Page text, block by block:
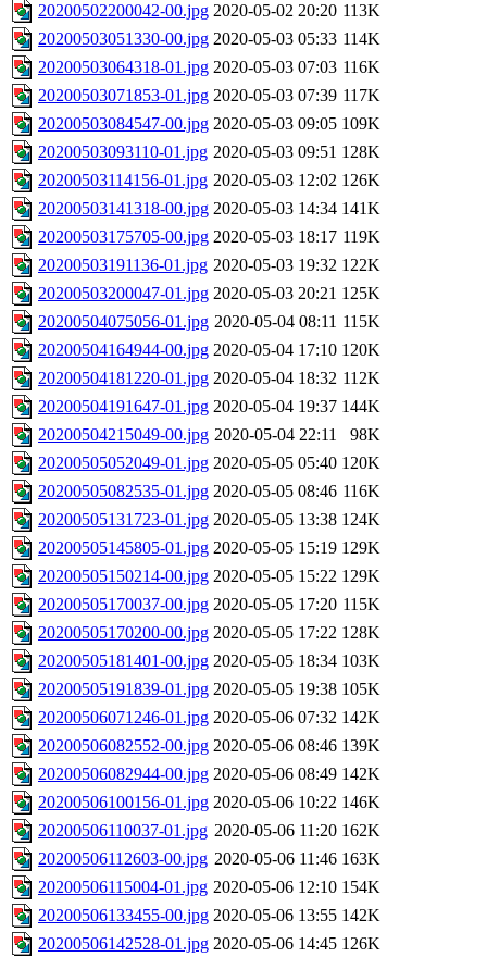
20200502200042-00.jpg 2020-05-02 20:20 113K
20200503051330-00.jpg 2020-05-03 05:33 114K
20200503064318-01.jpg 2020-05-03 07:03 116K
20200503071853-01.jpg 2020-05-03 07:39 117K
20200503084547-00.jpg 2020-05-03 09:05 109K
20200503093110-01.jpg 2020-05-03 09:51 128K
20200503114156-01.jpg 2020-05-03 12:02 126K
20200503141318-00.jpg 2020-05-03 14:34 141K
20200503175705-00.jpg 2020-05-03 18:17 119K
20200503191136-01.jpg 2020-05-03 19:32 122K
20200503200047-01.jpg 2020-05-03 20:21 125K
20200504075056-01.jpg 2020-05-04 08:11 115K
20200504164944-00.jpg 2020-05-04 17:10 120K
20200504181220-01.jpg 2020-05-04 18:32 112K
20200504191647-01.jpg 2020-05-04 19:37 144K
20200504215049-00.jpg 2020-05-04 22:11
98K
20200505052049-01.jpg 2020-05-05 05:40 120K
20200505082535-01.jpg 2020-05-05 08:46 116K
20200505131723-01.jpg 2020-05-05 13:38 124K
20200505145805-01.jpg 2020-05-05 15:19 129K
20200505150214-00.jpg 2020-05-05 15:22 129K
20200505170037-00.jpg 2020-05-05 17:20 115K
20200505170200-00.jpg 2020-05-05 17:22 128K
20200505181401-00.jpg 2020-05-05 18:34 103K
20200505191839-01.jpg 2020-05-05 19:38 105K
20200506071246-01.jpg 2020-05-06 07:32 142K
20200506082552-00.jpg 2020-05-06 08:46 139K
20200506082944-00.jpg 2020-05-06 08:49 142K
20200506100156-01.jpg 2020-05-06 10:22 146K
20200506110037-01.jpg 2020-05-06 11:20 162K
20200506112603-00.jpg 2020-05-06 11:46 163K
20200506115004-01.jpg 2020-05-06 12:10 154K
20200506133455-00.jpg 2020-05-06 13:55 142K
20200506142528-01.jpg 2020-05-06 14:45 126K